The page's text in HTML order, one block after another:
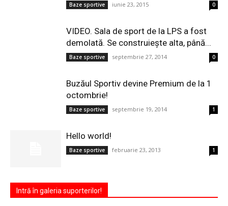
Baze sportive iunie 23, 2015 0
VIDEO. Sala de sport de la LPS a fost
demolată. Se construiește alta, până...
Baze sportive septembrie 27, 2014 0
Buzăul Sportiv devine Premium de la 1
octombrie!
Baze sportive septembrie 19, 2014 1
Hello world!
Baze sportive februarie 23, 2013 1
Intră în galeria suporterilor!